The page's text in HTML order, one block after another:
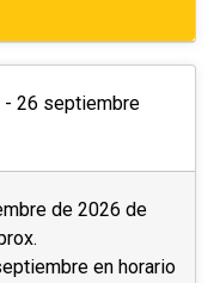
26 septiembre
de 2026 de
en horario